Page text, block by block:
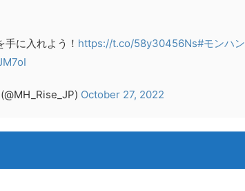
に入れよう！ https://t.co/58y30456Ns#モンハン
October 27, 2022